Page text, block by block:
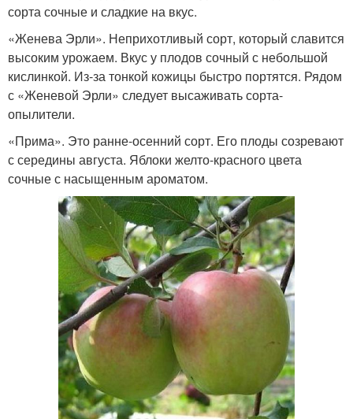
сорта сочные и сладкие на вкус.
«Женева Эрли». Неприхотливый сорт, который славится
высоким урожаем. Вкус у плодов сочный с небольшой
кислинкой. Из-за тонкой кожицы быстро портятся. Рядом
с «Женевой Эрли» следует высаживать сорта-
опылители.
«Прима». Это ранне-осенний сорт. Его плоды созревают
с середины августа. Яблоки желто-красного цвета
сочные с насыщенным ароматом.